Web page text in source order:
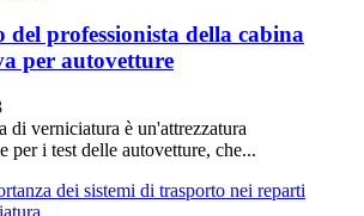
del professionista della cabina
per autovetture
di verniciatura è un'attrezzatura
per i test delle autovetture, che...